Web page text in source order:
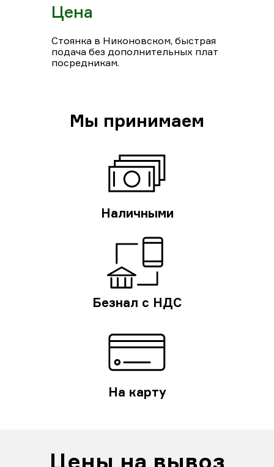
Цена
Стоянка в Никоновском, быстрая
подача без дополнительных плат
посредникам.
Мы принимаем
Наличными
Безнал с НДС
На карту
Цены на вывоз